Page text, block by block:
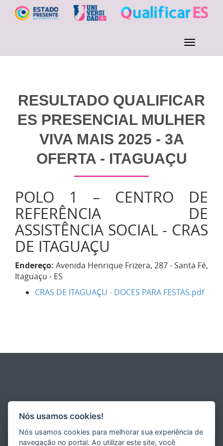
RESULTADO QUALIFICAR
ES PRESENCIAL MULHER
VIVA MAIS 2025 - 3A
OFERTA - ITAGUAÇU
POLO 1 – CENTRO DE
REFERÊNCIA DE
ASSISTÊNCIA SOCIAL - CRAS
DE ITAGUAÇU
Endereço: Avenida Henrique Frizera, 287 - Santa Fé,
Itaguaçu - ES
CRAS DE ITAGUAÇU - DOCES PARA FESTAS.pdf
Nós usamos cookies!
Nós usamos cookies para melhorar sua experiência de
navegação no portal. Ao utilizar este site, você